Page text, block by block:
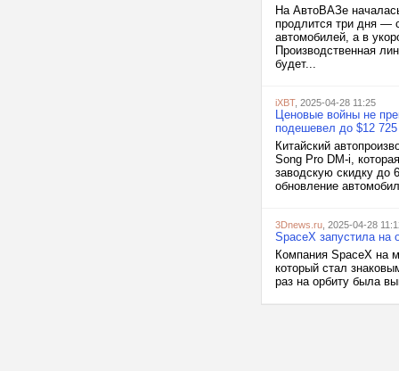
На АвтоВАЗе
продлится три дня —
автомобилей, а в
Производственная
будет...
iXBT, 2025-04-28 11:25
Ценовые войны не
подешевел до $12 725
Китайский
Song Pro DM-i,
заводскую скидку до
обновление
3Dnews.ru , 2025-04-28
SpaceX запустила на
Компания SpaceX на
который стал
раз на орбиту была